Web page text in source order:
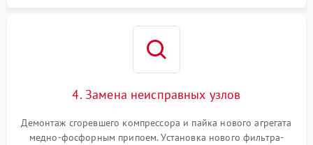
4. Замена неисправных узлов
Демонтаж сгоревшего компрессора и пайка нового агрегата
медно-фосфорным припоем. Установка нового фильтра-